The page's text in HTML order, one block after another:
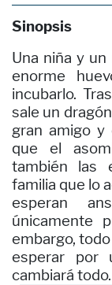
Sinopsis
Una niña y
enorme
incubarlo.
sale un
gran amigo y
que el
también las
familia que lo
esperan
únicamente
embargo,
esperar por
cambiará todo.